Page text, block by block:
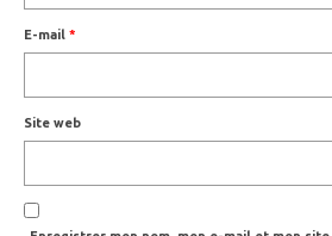
E-mail *
Site web